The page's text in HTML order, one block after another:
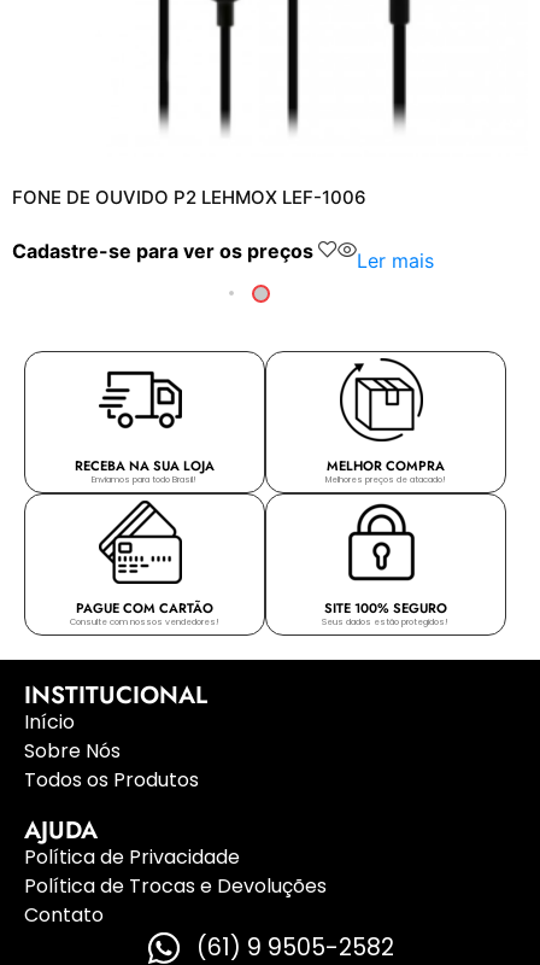
FONE DE OUVIDO P2 LEHMOX LEF-1006
Cadastre-se para ver os preços Ler mais
RECEBA NA SUA LOJA
Enviamos para todo Brasil!
MELHOR COMPRA
Melhores preços de atacado!
PAGUE COM CARTÃO
Consulte com nossos vendedores!
SITE 100% SEGURO
Seus dados estão protegidos!
INSTITUCIONAL
Início
Sobre Nós
Todos os Produtos
AJUDA
Política de Privacidade
Política de Trocas e Devoluções
Contato
(61) 9 9505-2582